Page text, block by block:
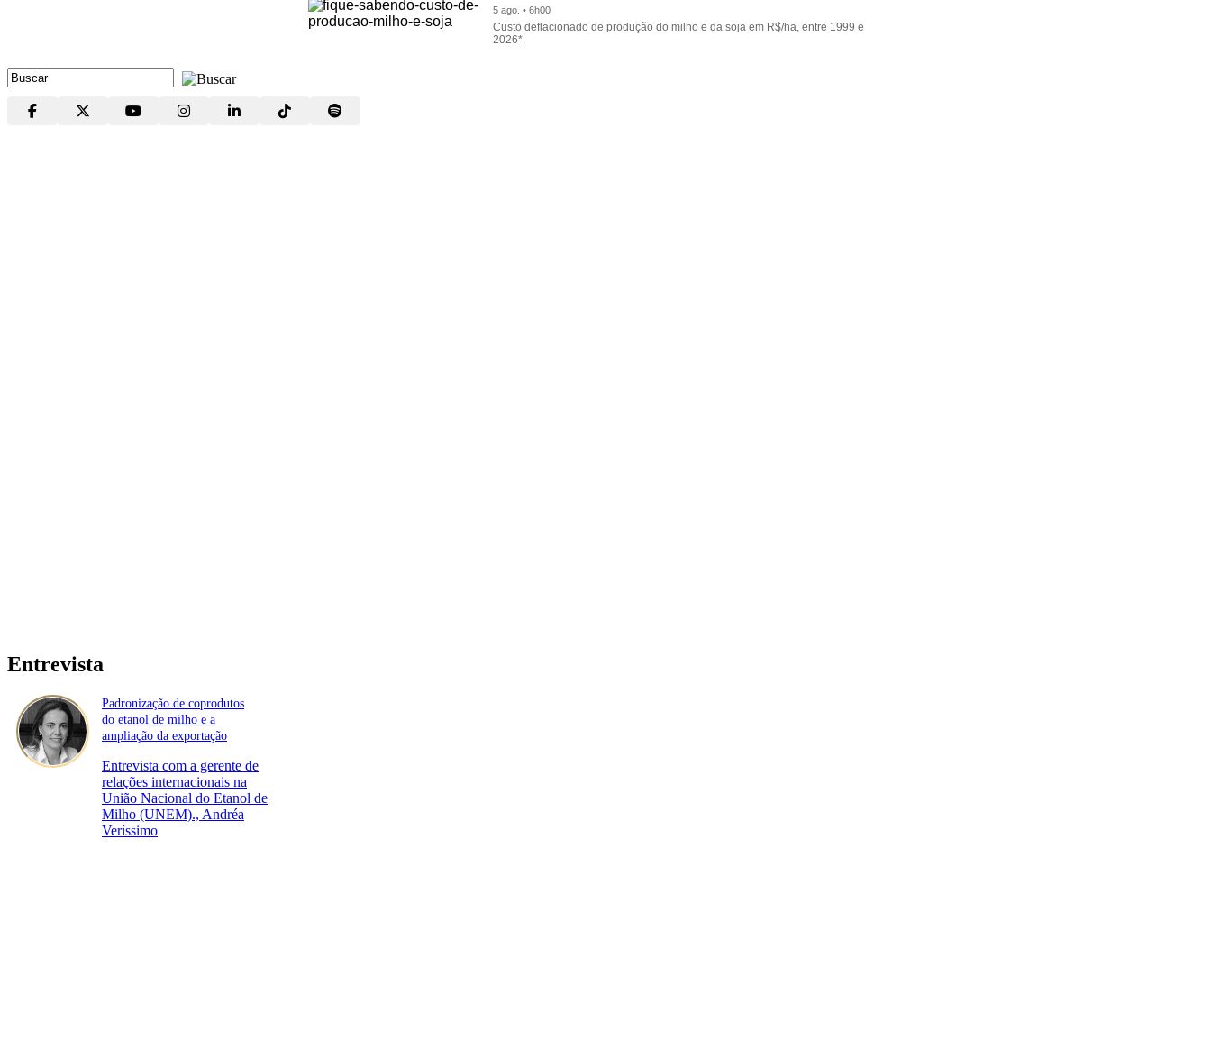
5 ago. • 6h00
Custo deflacionado de produção do milho e da soja em R$/ha, entre 1999 e
2026*.
Entrevista
Padronização de coprodutos
do etanol de milho e a
ampliação da exportação
Entrevista com a gerente de
relações internacionais na
União Nacional do Etanol de
Milho (UNEM)., Andréa
Veríssimo